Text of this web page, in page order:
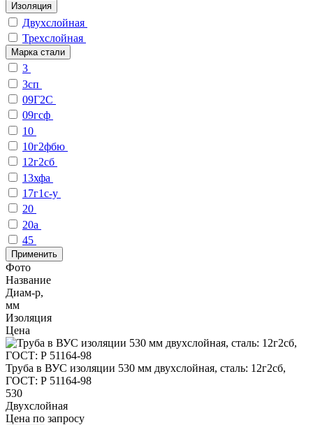
Изоляция
Двухслойная
Трехслойная
Марка стали
3
3сп
09Г2С
09гсф
10
10г2фбю
12г2сб
13хфа
17г1с-у
20
20а
45
Применить
Фото
Название
Диам-р,
мм
Изоляция
Цена
Труба в ВУС изоляции 530 мм двухслойная, сталь: 12г2сб,
ГОСТ: Р 51164-98
530
Двухслойная
Цена по запросу